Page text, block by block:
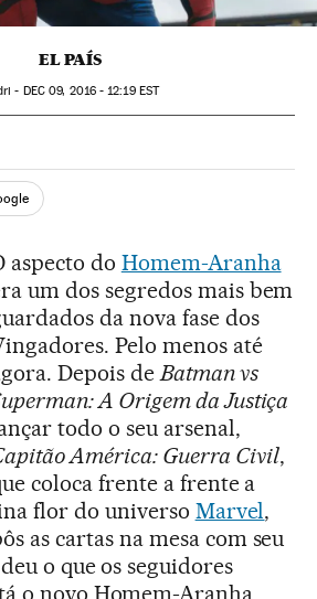
EL PAÍS
- DEC 09, 2016 - 12:19EST
Twitter
Redes Sociales
aspecto do Homem-Aranha
um dos segredos mais bem
da nova fase dos
Pelo menos até
Depois deBatman vs
A Origem da Justiça
todo o seu arsenal,
América: Guerra Civil,
coloca frente a frente a
flor do universo Marvel,
as cartas na mesa com seu
o que os seguidores
o novo Homem-Aranha